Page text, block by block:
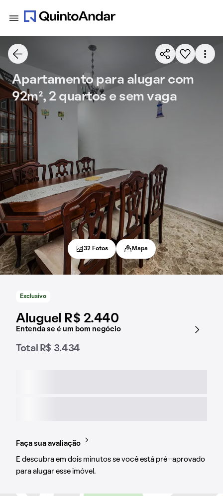
Exclusivo
Aluguel R$ 2.440
Entenda se é um bom negócio
Total R$ 3.434
Faça sua avaliação
E descubra em dois minutos se você está pré-aprovado
para alugar esse imóvel.
Apartamento para alugar com
92m², 2 quartos e sem vaga
32 Fotos Mapa